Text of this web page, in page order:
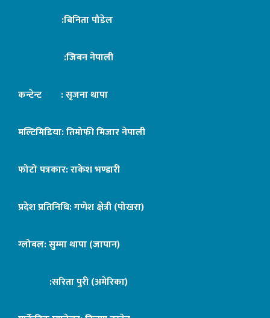
:बिनिता पौडेल
:जिबन नेपाली
कन्टेन्ट : सृजना थापा
मल्टिमिडिया: तिमोफी मिजार नेपाली
फोटो पत्रकार: राकेश भण्डारी
प्रदेश प्रतिनिधि: गणेश क्षेत्री (पोखरा)
ग्लोबल: सुम्मा थापा (जापान)
:सरिता पुरी (अमेरिका)